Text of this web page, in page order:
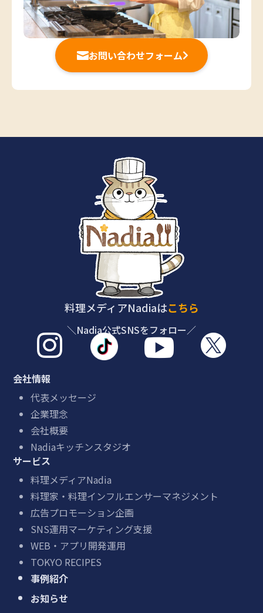
お問い合わせフォーム
料理メディアNadiaはこちら
＼Nadia公式SNSをフォロー／
  
会社情報
代表メッセージ
企業理念
会社概要
Nadiaキッチンスタジオ
サービス
料理メディアNadia
料理家・料理インフルエンサーマネジメント
広告プロモーション企画
SNS運用マーケティング支援
WEB・アプリ開発運用
TOKYO RECIPES
事例紹介
お知らせ